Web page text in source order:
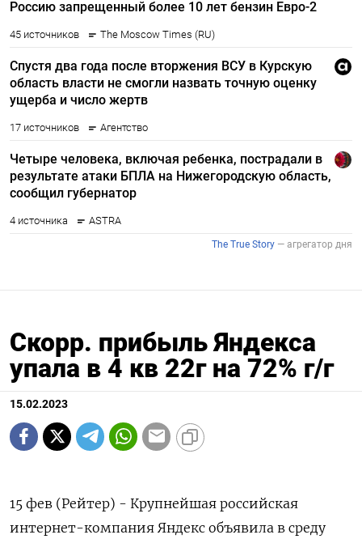
Скорр. прибыль Яндекса
упала в 4 кв 22г на 72% г/г
15.02.2023
15 фев (Рейтер) - Крупнейшая российская
интернет-компания Яндекс объявила в среду